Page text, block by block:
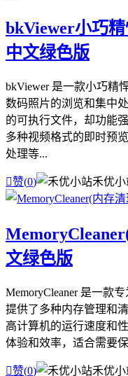
bkViewer小巧
中文绿色版
bkViewer 是一款小巧精
数码照片的浏览和集中
的可执行文件，却功能
多种视频格式的即时预
处理等...
赞(0) 禾优
文绿色版
MemoryCleaner 是一款
提供了多种内存管理和
高计算机的运行速度和
体验和效率，适合需要
赞(0) 禾优